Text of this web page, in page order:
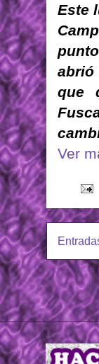
Este
abrió
que
Ver